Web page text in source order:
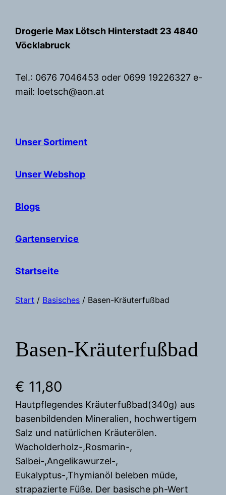
springen
Drogerie Max Lötsch Hinterstadt 23 4840
Vöcklabruck
Tel.: 0676 7046453 oder 0699 19226327 e-
mail: loetsch@aon.at
Unser Sortiment
Unser Webshop
Blogs
Gartenservice
Startseite
Start / Basisches / Basen-Kräuterfußbad
Basen-Kräuterfußbad
€ 11,80
Hautpflegendes Kräuterfußbad(340g) aus
basenbildenden Mineralien, hochwertigem
Salz und natürlichen Kräuterölen.
Wacholderholz-,Rosmarin-,
Salbei-,Angelikawurzel-,
Eukalyptus-,Thymianöl beleben müde,
strapazierte Füße. Der basische ph-Wert